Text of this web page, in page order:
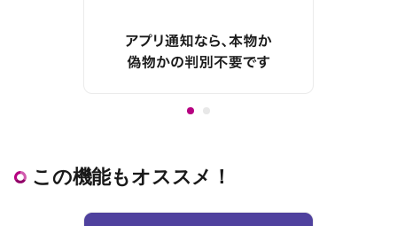
この機能もオススメ！